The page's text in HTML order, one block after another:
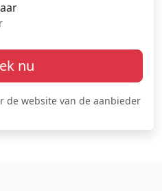
nu
de website van de aanbieder